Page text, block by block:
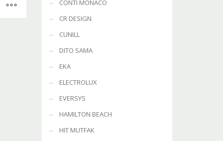
CONTI MONACO
CR DESIGN
CUNILL
DITO SAMA
EKA
ELECTROLUX
EVERSYS
HAMILTON BEACH
HIT MUTFAK